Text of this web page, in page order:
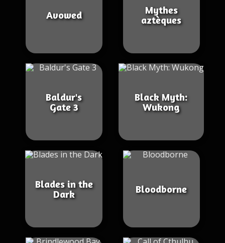
Avowed
Mythes
aztèques
Baldur's
Gate 3
Black Myth:
Wukong
Blades in the
Dark
Bloodborne